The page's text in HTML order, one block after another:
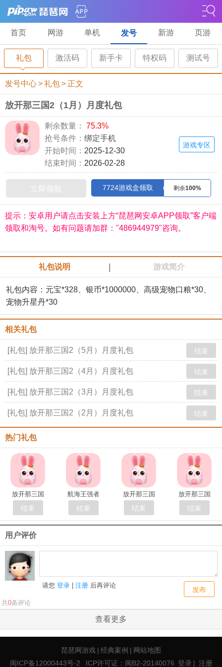
首页 网游 单机 发号 新游 页游
礼包 激活码 新手卡 特权码 测试号
发号中心>礼包> 正文
放开那三国2（1月）月度礼包
剩余数量：
75.3%
抢号条件： 绑定手机
开始时间： 2025-12-30
结束时间： 2026-02-28
游戏专区
立即领取 7724游戏盒领取 剩余100%
提示：安卓用户请点击安装上方“琵琶网安卓APP领取”客户端
领取和淘号。如有问题请加群："486944979"咨询。
礼包说明 游戏简介
礼包内容：元宝*328、银币*1000000、高级宠物口粮*30、
宠物升星丹*30
相关礼包
[礼包] 放开那三国2（5月）月度礼包 结束
[礼包] 放开那三国2（4月）月度礼包 结束
[礼包] 放开那三国2（3月）月度礼包 结束
[礼包] 放开那三国2（2月）月度礼包 结束
热门礼包
放开那三国
结束
航海王强者
结束
放开那三国
结束
放开那三国
结束
用户评价
请您登录 |注册 后再评论
发布
共0条评论
查看更多
琵琶网游戏 | 经典案例 | 网站地图
闽ICP备12000443号-2
ICP许可证：闽B2-20140076 登录 | 注册